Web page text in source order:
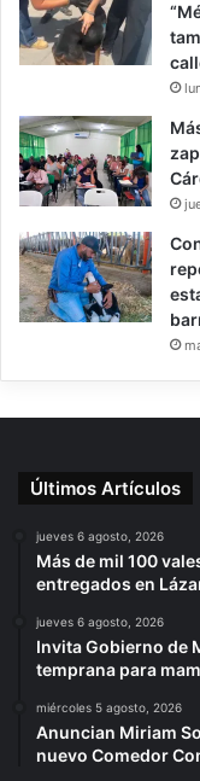
Últimos Artículos
jueves 6 agosto, 2026
Más de mil 100
entregados en
jueves 6 agosto, 2026
Invita Gobierno de
temprana para
miércoles 5 agosto, 2026
Anuncian Miriam
nuevo Comedor